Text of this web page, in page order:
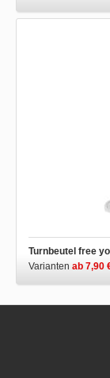
Turnbeutel free
Varianten ab 7,90